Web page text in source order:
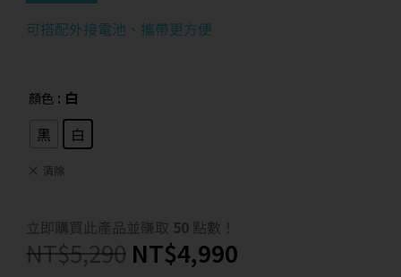
可搭配外接電池、攜帶更方便
顏色 : 白
黑
白
清除
立即購買此產品並賺取 50 點數！
NT$5,290 NT$4,990